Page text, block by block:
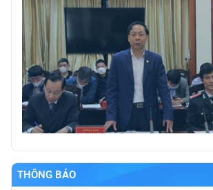
THÔNG BÁO